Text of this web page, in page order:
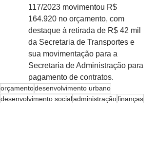
117/2023 movimentou R$
164.920 no orçamento, com
destaque à retirada de R$ 42 mil
da Secretaria de Transportes e
sua movimentação para a
Secretaria de Administração para
pagamento de contratos.
orçamentodesenvolvimento urbano
desenvolvimento socialadministraçãofinanças